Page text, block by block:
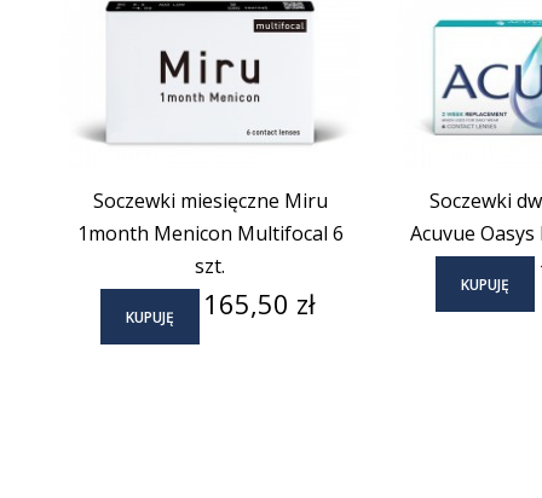
Soczewki miesięczne Miru
1month Menicon Multifocal 6
szt.
KUPUJĘ Cena
165,50 zł
Soczewki
Acuvue
KUPUJĘ